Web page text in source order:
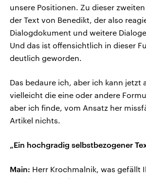
unsere Positionen. Zu dieser
der Text von Benedikt, der also
Dialogdokument und weitere
Und das ist offensichtlich in dieser
deutlich geworden.
Das bedaure ich, aber ich kann jetzt
vielleicht die eine oder andere
aber ich finde, vom Ansatz her
Artikel nichts.
„Ein hochgradig selbstbezogener
Main: Herr Krochmalnik, was gefällt